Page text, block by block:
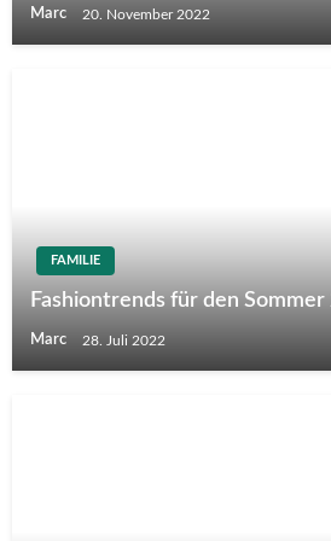
Marc 20. November 2022
FAMILIE
Fashiontrends für den Sommer
Marc 28. Juli 2022